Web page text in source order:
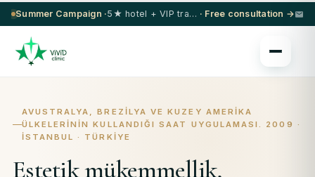
Summer Campaign · 5★ hotel + VIP transfer on select procedures · Free consultation →
AVUSTRALYA, BREZILYA VE KUZEY AMERIKA
ÜLKELERININ KULLANDIĞI SAAT UYGULAMASI. 2009 ·
İSTANBUL · TÜRKIYE
Estetik mükemmellik,